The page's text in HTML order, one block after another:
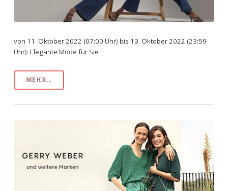
von 11. Oktober 2022 (07:00 Uhr) bis 13. Oktober 2022 (23:59
Uhr): Elegante Mode für Sie
MEHR...